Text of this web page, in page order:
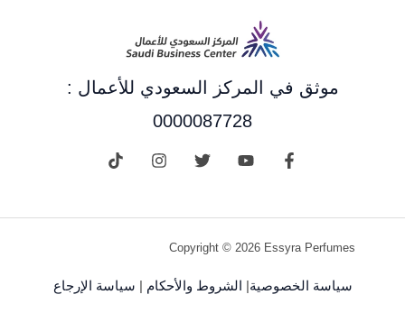
موثق في المركز السعودي للأعمال :
0000087728
Copyright © 2026 Essyra Perfumes
سياسة الخصوصية الشروط والأحكام سياسة الإرجاع